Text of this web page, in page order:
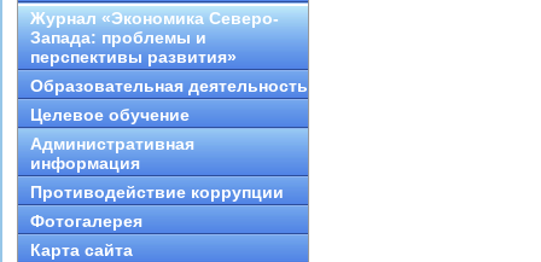
Журнал «Экономика Северо-
Запада: проблемы и
перспективы развития»
Образовательная деятельность
Целевое обучение
Административная
информация
Противодействие коррупции
Фотогалерея
Карта сайта